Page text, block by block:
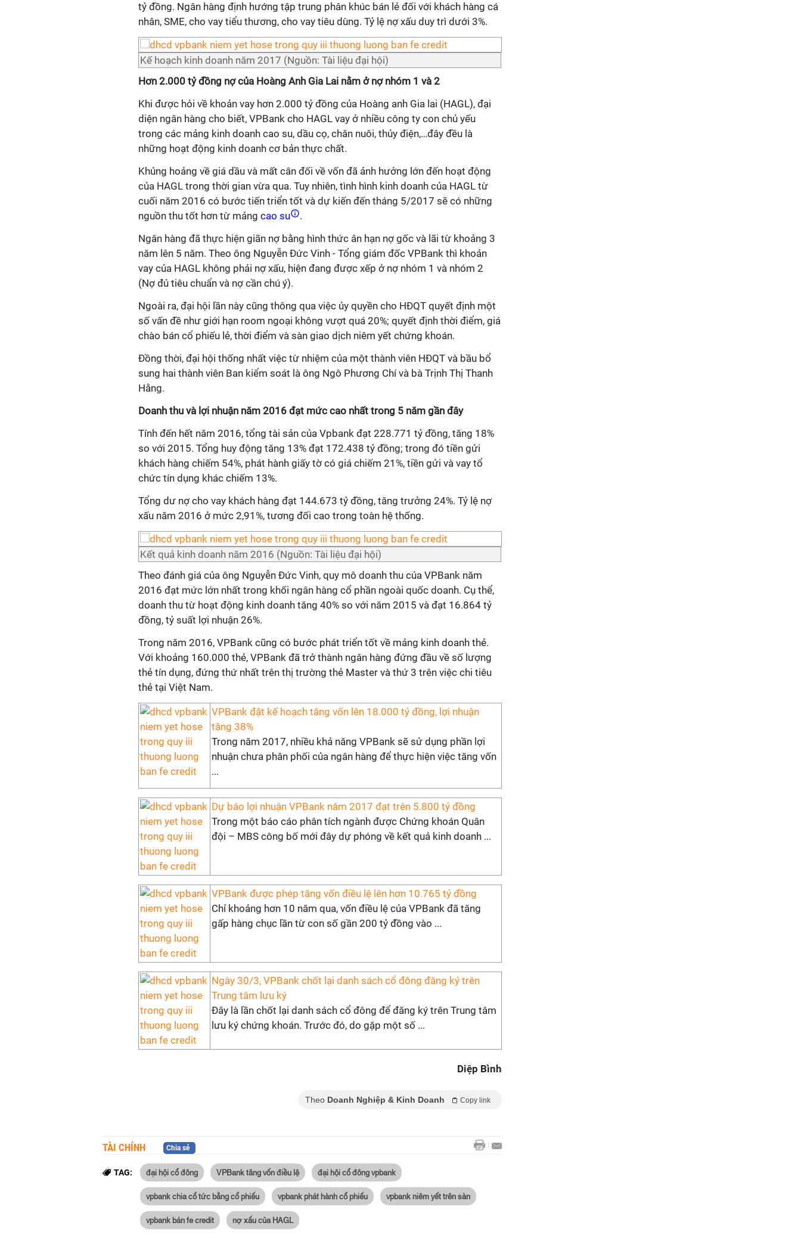
tỷ đồng. Ngân hàng định hướng tập trung phân khúc bán lẻ đối với khách hàng cá
nhân, SME, cho vay tiểu thương, cho vay tiêu dùng. Tỷ lệ nợ xấu duy trì dưới 3%.
Kế hoạch kinh doanh năm 2017 (Nguồn: Tài liệu đại hội)
Hơn 2.000 tỷ đồng nợ của Hoàng Anh Gia Lai nằm ở nợ nhóm 1 và 2
Khi được hỏi về khoản vay hơn 2.000 tỷ đồng của Hoàng anh Gia lai (HAGL), đại
diện ngân hàng cho biết, VPBank cho HAGL vay ở nhiều công ty con chủ yếu
trong các mảng kinh doanh cao su, dầu cọ, chăn nuôi, thủy điện,…đây đều là
những hoạt động kinh doanh cơ bản thực chất.
Khủng hoảng về giá dầu và mất cân đối về vốn đã ảnh hưởng lớn đến hoạt động
của HAGL trong thời gian vừa qua. Tuy nhiên, tình hình kinh doanh của HAGL từ
cuối năm 2016 có bước tiến triển tốt và dự kiến đến tháng 5/2017 sẽ có những
nguồn thu tốt hơn từ mảng cao su
.
Ngân hàng đã thực hiện giãn nợ bằng hình thức ân hạn nợ gốc và lãi từ khoảng 3
năm lên 5 năm. Theo ông Nguyễn Đức Vinh - Tổng giám đốc VPBank thì khoản
vay của HAGL không phải nợ xấu, hiện đang được xếp ở nợ nhóm 1 và nhóm 2
(Nợ đủ tiêu chuẩn và nợ cần chú ý).
Ngoài ra, đại hội lần này cũng thông qua việc ủy quyền cho HĐQT quyết định một
số vấn đề như giới hạn room ngoại không vượt quá 20%; quyết định thời điểm, giá
chào bán cổ phiếu lẻ, thời điểm và sàn giao dịch niêm yết chứng khoán.
Đồng thời, đại hội thống nhất việc từ nhiệm của một thành viên HĐQT và bầu bổ
sung hai thành viên Ban kiểm soát là ông Ngô Phương Chí và bà Trịnh Thị Thanh
Hằng.
Doanh thu và lợi nhuận năm 2016 đạt mức cao nhất trong 5 năm gần đây
Tính đến hết năm 2016, tổng tài sản của Vpbank đạt 228.771 tỷ đồng, tăng 18%
so với 2015. Tổng huy động tăng 13% đạt 172.438 tỷ đồng; trong đó tiền gửi
khách hàng chiếm 54%, phát hành giấy tờ có giá chiếm 21%, tiền gửi và vay tổ
chức tín dụng khác chiếm 13%.
Tổng dư nợ cho vay khách hàng đạt 144.673 tỷ đồng, tăng trưởng 24%. Tỷ lệ nợ
xấu năm 2016 ở mức 2,91%, tương đối cao trong toàn hệ thống.
Kết quả kinh doanh năm 2016 (Nguồn: Tài liệu đại hội)
Theo đánh giá của ông Nguyễn Đức Vinh, quy mô doanh thu của VPBank năm
2016 đạt mức lớn nhất trong khối ngân hàng cổ phần ngoài quốc doanh. Cụ thể,
doanh thu từ hoạt động kinh doanh tăng 40% so với năm 2015 và đạt 16.864 tỷ
đồng, tỷ suất lợi nhuận 26%.
Trong năm 2016, VPBank cũng có bước phát triển tốt về mảng kinh doanh thẻ.
Với khoảng 160.000 thẻ, VPBank đã trở thành ngân hàng đứng đầu về số lượng
thẻ tín dụng, đứng thứ nhất trên thị trường thẻ Master và thứ 3 trên việc chi tiêu
thẻ tại Việt Nam.
VPBank đặt kế hoạch tăng vốn lên 18.000 tỷ đồng, lợi nhuận
tăng 38%
Trong năm 2017, nhiều khả năng VPBank sẽ sử dụng phần lợi
nhuận chưa phân phối của ngân hàng để thực hiện việc tăng vốn
...
Dự báo lợi nhuận VPBank năm 2017 đạt trên 5.800 tỷ đồng
Trong một báo cáo phân tích ngành được Chứng khoán Quân
đội – MBS công bố mới đây dự phóng về kết quả kinh doanh ...
VPBank được phép tăng vốn điều lệ lên hơn 10.765 tỷ đồng
Chỉ khoảng hơn 10 năm qua, vốn điều lệ của VPBank đã tăng
gấp hàng chục lần từ con số gần 200 tỷ đồng vào ...
Ngày 30/3, VPBank chốt lại danh sách cổ đông đăng ký trên
Trung tâm lưu ký
Đây là lần chốt lại danh sách cổ đông để đăng ký trên Trung tâm
lưu ký chứng khoán. Trước đó, do gặp một số ...
Diệp Bình
Theo Doanh Nghiệp & Kinh Doanh Copy link
TÀI CHÍNH Chia sẻ
TAG: đại hội cổ đông VPBank tăng vốn điều lệ đại hội cổ đông vpbank
vpbank chia cổ tức bằng cổ phiếu vpbank phát hành cổ phiếu vpbank niêm yết trên sàn
vpbank bán fe credit nợ xấu của HAGL